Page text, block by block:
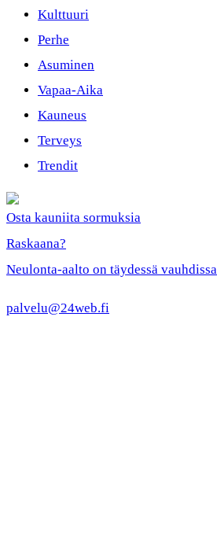
Kulttuuri
Perhe
Asuminen
Vapaa-Aika
Kauneus
Terveys
Trendit
Osta kauniita sormuksia
Raskaana?
Neulonta-aalto on täydessä vauhdissa
palvelu@24web.fi